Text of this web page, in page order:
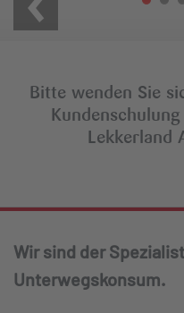
Bitte wenden Sie
Lekkerland
Wir sind der
Unterwegskonsum.